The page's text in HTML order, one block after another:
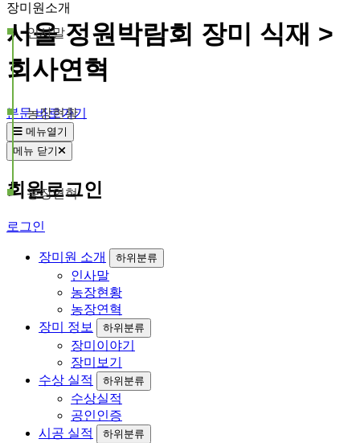
서울 정원박람회 장미 식재 >
회사연혁
본문 바로가기
메뉴열기
메뉴 닫기
회원로그인
로그인
장미원 소개 하위분류
인사말
농장현황
농장연혁
장미 정보
하위분류
장미이야기
장미보기
수상 실적
하위분류
수상실적
공인인증
시공 실적
하위분류
장미원소개
인사말
농장현황
농장연혁